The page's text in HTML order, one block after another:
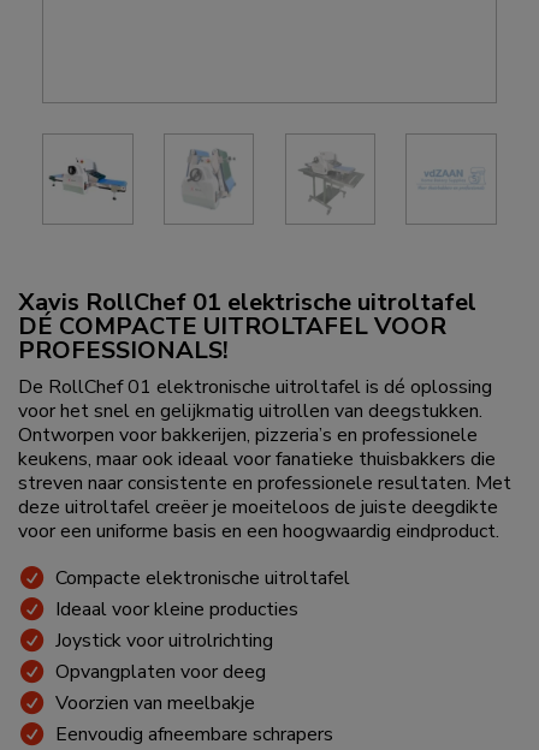
Xavis RollChef 01 elektrische uitroltafel
DÉ COMPACTE UITROLTAFEL VOOR
PROFESSIONALS!
De RollChef 01 elektronische uitroltafel is dé oplossing
voor het snel en gelijkmatig uitrollen van deegstukken.
Ontworpen voor bakkerijen, pizzeria’s en professionele
keukens, maar ook ideaal voor fanatieke thuisbakkers die
streven naar consistente en professionele resultaten. Met
deze uitroltafel creëer je moeiteloos de juiste deegdikte
voor een uniforme basis en een hoogwaardig eindproduct.
Compacte elektronische uitroltafel
Ideaal voor kleine producties
Joystick voor uitrolrichting
Opvangplaten voor deeg
Voorzien van meelbakje
Eenvoudig afneembare schrapers